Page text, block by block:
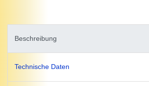
Beschreibung
Technische Daten